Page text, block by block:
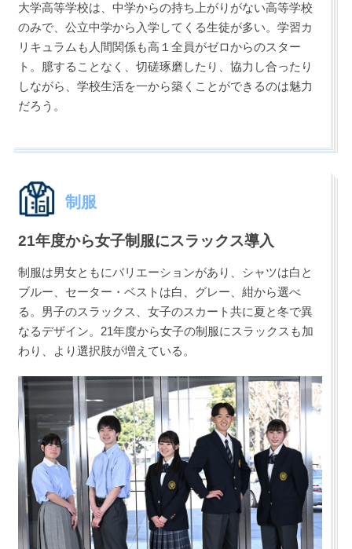
大学高等学校は、中学からの持ち上がりがない高等学校
のみで、公立中学から入学してくる生徒が多い。学習カ
リキュラムも人間関係も高１全員がゼロからのスター
ト。臆することなく、切磋琢磨したり、協力し合ったり
しながら、学校生活を一から築くことができるのは魅力
だろう。
制服
21年度から女子制服にスラックス導入
制服は男女ともにバリエーションがあり、シャツは白と
ブルー、セーター・ベストは白、グレー、紺から選べ
る。男子のスラックス、女子のスカート共に夏と冬で異
なるデザイン。21年度から女子の制服にスラックスも加
わり、より選択肢が増えている。